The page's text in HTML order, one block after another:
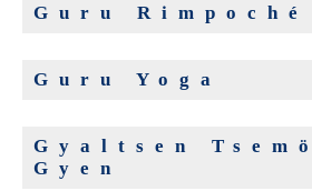
Guru Rimpoché
Guru Yoga
Gyaltsen
Gyen